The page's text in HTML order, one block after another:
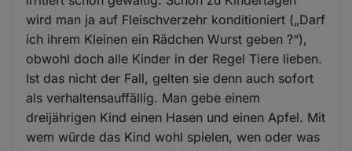
wird man ja auf Fleischverzehr konditioniert („Darf
ich ihrem Kleinen ein Rädchen Wurst geben ?“),
obwohl doch alle Kinder in der Regel Tiere lieben.
Ist das nicht der Fall, gelten sie denn auch sofort
als verhaltensauffällig. Man gebe einem
dreijährigen Kind einen Hasen und einen Apfel. Mit
wem würde das Kind wohl spielen, wen oder was